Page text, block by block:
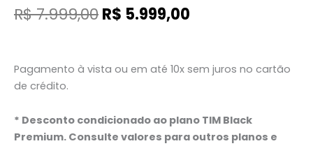
R$7.999,00R$ 5.999,00
Pagamento à vista ou em até 10x sem juros no cartão
de crédito.
* Desconto condicionado ao plano TIM Black
Premium. Consulte valores para outros planos e